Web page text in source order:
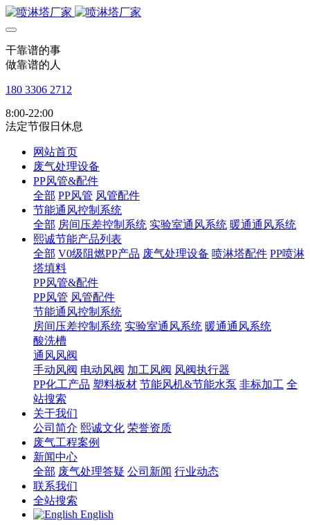
干靠谱的事
做靠谱的人
180 3306 2712
8:00-22:00
法定节假日休息
网站首页
废气处理设备
PP风管&配件
全部 PP风管 风管配件
节能通风控制系统
全部 房间压差控制系统 实验室通风系统 暖通通风系统
熙诚节能产品列表
全部 V0级阻燃PP产品 废气处理设备 喷淋塔配件 PP喷淋
塔填料
PP风管&配件
PP风管 风管配件
节能通风控制系统
房间压差控制系统 实验室通风系统 暖通通风系统
酸洗槽
通风风阀
手动风阀 电动风阀 加工风阀 风阀执行器
PP化工产品 塑料板材 节能风机&节能水泵 非标加工 全
站搜索
关于我们
公司简介 熙诚文化 荣誉资质
废气工程案例
新闻中心
全部 废气处理答疑 公司新闻 行业动态
联系我们
全站搜索
English